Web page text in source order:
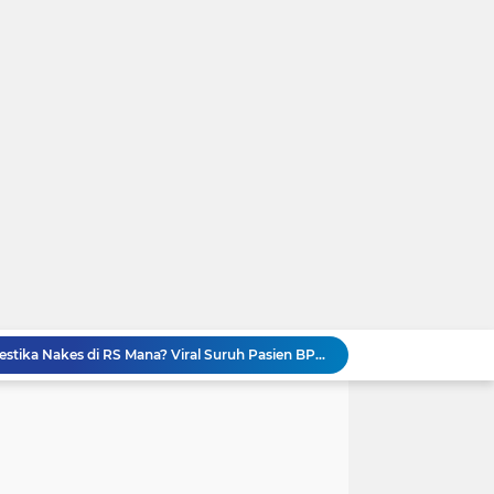
GEGER! Profil dr. Elda Putri Rahardini, Dokter Awardee LPDP yang Komentar Jahat ke Pasien BPJS
Kronologi Lengkap Pasien BPJS Diserbu Komentar Sadis Dokter dan Nakes usai Mengeluh Sulit Rawat Inap